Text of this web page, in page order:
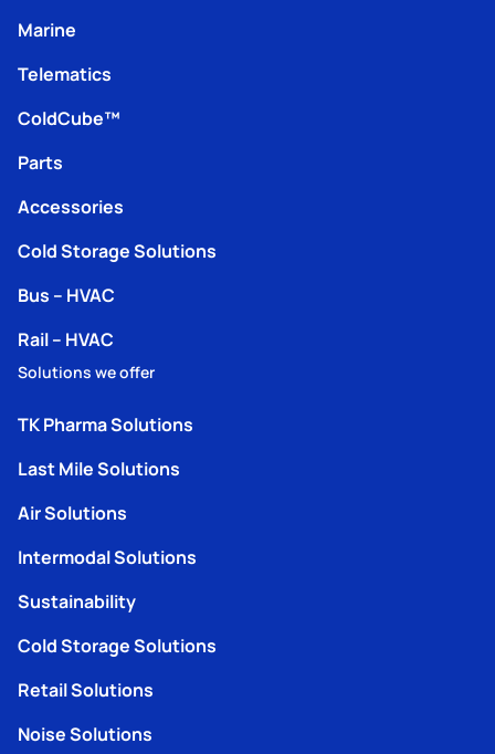
Marine
Telematics
ColdCube™
Parts
Accessories
Cold Storage Solutions
Bus – HVAC
Rail – HVAC
Solutions we offer
TK Pharma Solutions
Last Mile Solutions
Air Solutions
Intermodal Solutions
Sustainability
Cold Storage Solutions
Retail Solutions
Noise Solutions